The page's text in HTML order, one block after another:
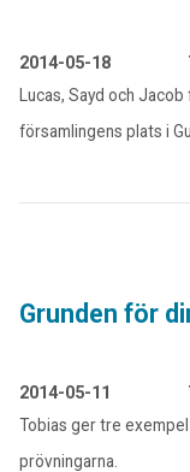
2014-05-18
Lucas, Sayd och
församlingens plats i
Grunden för
2014-05-11
Tobias ger tre
prövningarna.